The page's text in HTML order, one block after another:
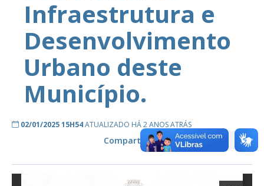
Infraestrutura e
Desenvolvimento
Urbano deste
Município.
02/01/2025 15H54ATUALIZADO HÁ 2 ANOS ATRÁS
Compartilhe: